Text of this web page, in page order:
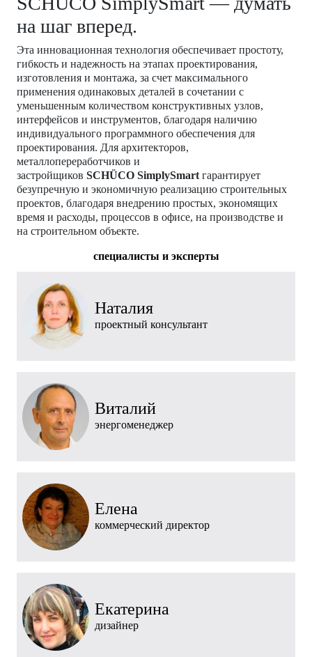
на шаг вперед.
Эта инновационная технология обеспечивает простоту,
гибкость и надежность на этапах проектирования,
изготовления и монтажа, за счет максимального
применения одинаковых деталей в сочетании с
уменьшенным количеством конструктивных узлов,
интерфейсов и инструментов, благодаря наличию
индивидуального программного обеспечения для
проектирования. Для архитекторов,
металлопереработчиков и
застройщиков SCHÜCO SimplySmart гарантирует
безупречную и экономичную реализацию строительных
проектов, благодаря внедрению простых, экономящих
время и расходы, процессов в офисе, на производстве и
на строительном объекте.
cпециалисты и эксперты
Наталия
проектный консультант
Виталий
энергоменеджер
Елена
коммерческий директор
Екатерина
дизайнер